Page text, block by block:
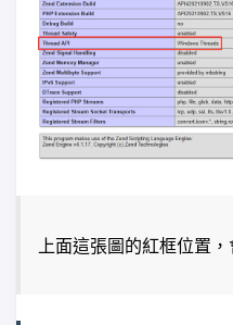
上面這張圖的紅框位置